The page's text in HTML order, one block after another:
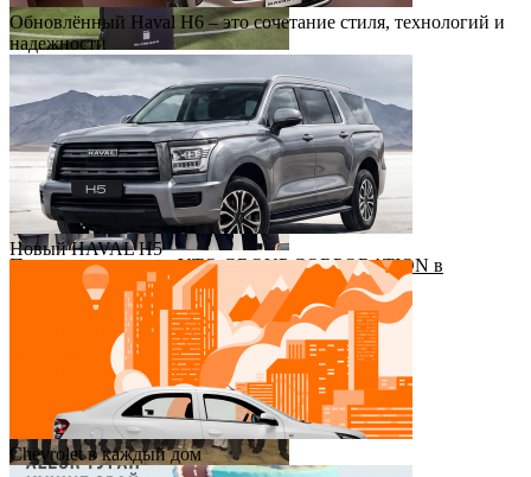
Футбольный драйв с Haval Virazh!
Приезд руководства YTO GROUP CORPORATION в
Казахстан
Обновлённый Haval H6 – это сочетание стиля, технологий и
надежности
Новый HAVAL H5
Chevrolet в каждый дом